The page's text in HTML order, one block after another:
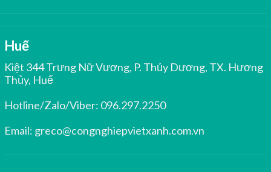
Huế
Kiệt 344 Trưng Nữ Vương, P. Thủy Dương, TX. Hương
Thủy, Huế
Hotline/Zalo/Viber: 096.297.2250
Email: greco@congnghiepvietxanh.com.vn